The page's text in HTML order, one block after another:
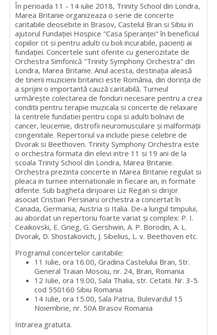
În perioada 11 - 14 iulie 2018, Trinity School din Londra,
Marea Britanie organizeaza o serie de concerte
caritabile deosebite in Brasov, Castelul Bran si Sibiu in
ajutorul Fundaţiei Hospice "Casa Speranţei" în beneficiul
copiilor cit si pentru adulti cu boli incurabile, pacienţi ai
fundaţiei. Concertele sunt oferite cu generozitate de
Orchestra Simfonică "Trinity Symphony Orchestra" din
Londra, Marea Britanie. Anul acesta, destinaţia aleasă
de tinerii muzicieni britanici este România, din dorinţa de
a sprijini o importantă cauză caritabilă. Turneul
urmăreşte colectarea de fonduri necesare pentru a crea
conditii pentru terapie muzicala si concerte de relaxare
la centrele fundatiei pentru copii si adulti bolnavi de
cancer, leucemie, distrofii neuromusculare şi malformaţii
congenitale. Repertoriul va include piese celebre de
Dvorak si Beethoven. Trinity Symphony Orchestra este
o orchestra formata din elevi intre 11 si 19 ani de la
scoala Trinity School din Londra, Marea Britanie.
Orchestra prezinta concerte in Marea Britanie regulat si
pleaca in turnee internationale in fiecare an, in formate
diferite. Sub bagheta dirijoarei Liz Regan si dirijor
asociat Cristian Persinaru orchestra a concertat în
Canada, Germania, Austria si Italia. De-a lungul timpului,
au abordat un repertoriu foarte variat şi complex: P. I.
Ceaikovski, E. Grieg, G. Gershwin, A. P. Borodin, A. L.
Dvorak, D. Shostakovich, J. Sibelius, L. v. Beethoven etc.
Programul concertelor caritabile:
11 Iulie, ora 16.00, Gradina Castelului Bran, Str.
General Traian Mosoiu, nr. 24, Bran, Romania
12 Iulie, ora 19.00, Sala Thalia, str. Cetatii. Nr. 3-5.
cod 550160 Sibiu Romania
14 Iulie, ora 15.00, Sala Patria, Bulevardul 15
Noiembrie, nr. 50A Brasov Romania
Intrarea gratuita.